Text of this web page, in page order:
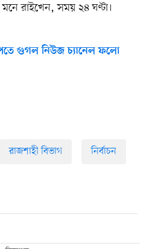
রাইখেন, সময় ২৪ ঘণ্টা।
গুগল নিউজ চ্যানেল ফলো
রাজশাহী বিভাগ নির্বাচন